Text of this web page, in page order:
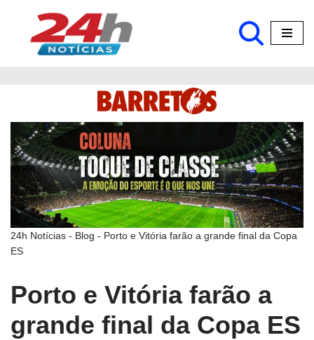
Pular
24h Notícias - Blog - Porto e Vitória farão a grande final da Copa
ES
Porto e Vitória farão a
grande final da Copa ES